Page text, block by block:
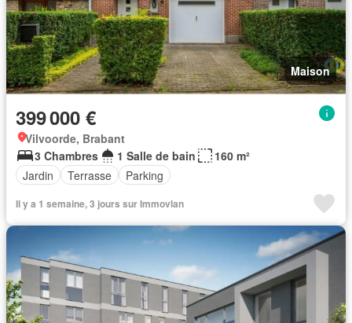
Maison
399 000 €
Vilvoorde, Brabant
3 Chambres
1 Salle de bain
160 m²
Jardin
Terrasse Parking
Il y a 1 semaine, 3 jours sur Immovlan